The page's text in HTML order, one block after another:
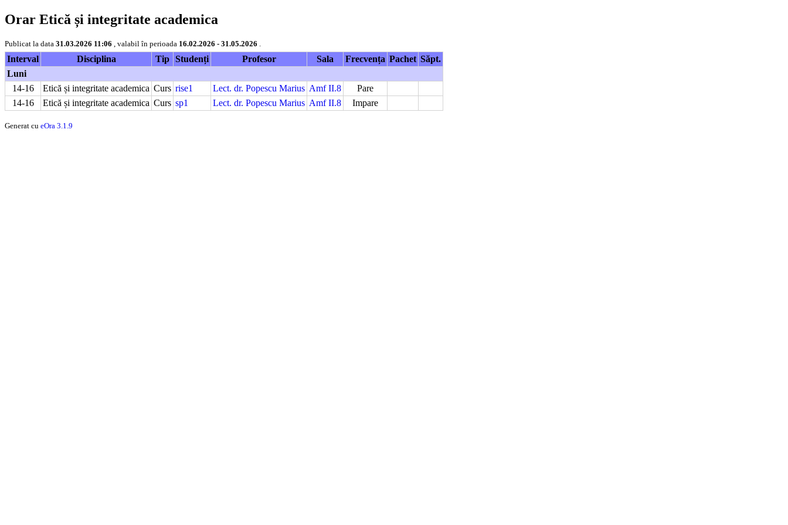
Orar Etică și integritate academica
Publicat la data 31.03.2026 11:06 , valabil în perioada 16.02.2026 - 31.05.2026
Interval Disciplina Tip Studenți Profesor Sala Frecvența Pachet Săpt.
Luni
14-16
Etică și integritate academica Curs rise1 Lect. dr. Popescu Marius Amf II.8
Pare
14-16
Etică și integritate academica Curs sp1 Lect. dr. Popescu Marius Amf II.8 Impare
Generat cu eOra 3.1.9